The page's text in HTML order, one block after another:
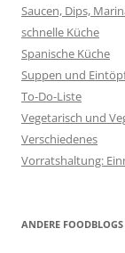
Saucen, Dips,
schnelle Küche
Spanische Küche
Suppen und
To-Do-Liste
Vegetarisch und
Verschiedenes
Vorratshaltung:
ANDERE FOODBLOGS